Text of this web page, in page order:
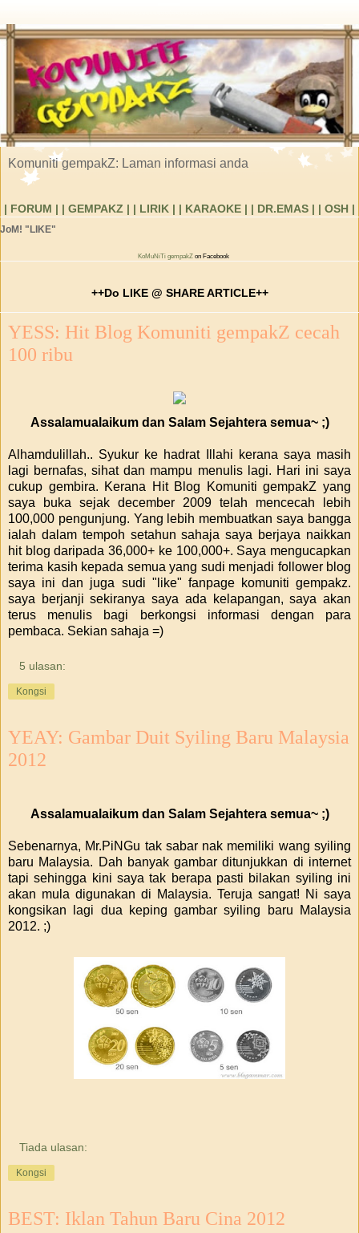
Komuniti gempakZ: Laman informasi anda
| FORUM | | GEMPAKZ | | LIRIK | | KARAOKE | | DR.EMAS | | OSH |
JoM! "LIKE"
KoMuNiTi gempakZ on Facebook
++Do LIKE @ SHARE ARTICLE++
YESS: Hit Blog Komuniti gempakZ cecah
100 ribu
Assalamualaikum dan Salam Sejahtera semua~ ;)
Alhamdulillah.. Syukur ke hadrat Illahi kerana saya masih
lagi bernafas, sihat dan mampu menulis lagi. Hari ini saya
cukup gembira. Kerana Hit Blog Komuniti gempakZ yang
saya buka sejak december 2009 telah mencecah lebih
100,000 pengunjung. Yang lebih membuatkan saya bangga
ialah dalam tempoh setahun sahaja saya berjaya naikkan
hit blog daripada 36,000+ ke 100,000+. Saya mengucapkan
terima kasih kepada semua yang sudi menjadi follower blog
saya ini dan juga sudi "like" fanpage komuniti gempakz.
saya berjanji sekiranya saya ada kelapangan, saya akan
terus menulis bagi berkongsi informasi dengan para
pembaca. Sekian sahaja =)
5 ulasan:
Kongsi
YEAY: Gambar Duit Syiling Baru Malaysia
2012
Assalamualaikum dan Salam Sejahtera semua~ ;)
Sebenarnya, Mr.PiNGu tak sabar nak memiliki wang syiling
baru Malaysia. Dah banyak gambar ditunjukkan di internet
tapi sehingga kini saya tak berapa pasti bilakan syiling ini
akan mula digunakan di Malaysia. Teruja sangat! Ni saya
kongsikan lagi dua keping gambar syiling baru Malaysia
2012. ;)
Tiada ulasan:
Kongsi
BEST: Iklan Tahun Baru Cina 2012